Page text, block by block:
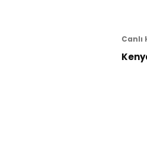
Canlı